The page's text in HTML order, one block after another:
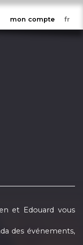
mon compte
et Edouard vous
des événements,